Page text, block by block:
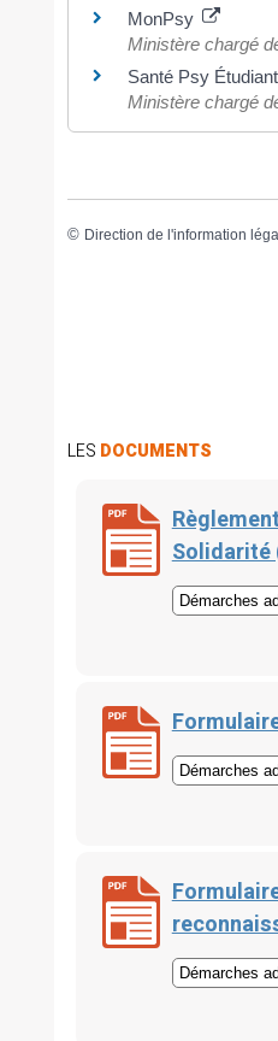
MonPsy
Ministère chargé
Santé Psy Étudiant
Ministère chargé
© Direction de l'information
LES DOCUMENTS
Solidarité
Démarches
Démarches
Démarches